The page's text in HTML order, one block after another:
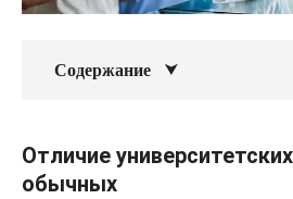
Содержание
Отличие
обычных